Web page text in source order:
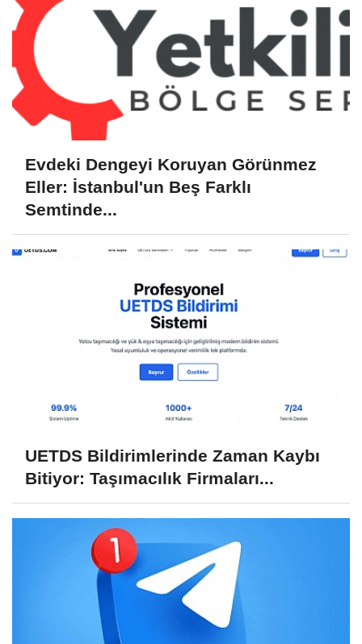
Evdeki Dengeyi Koruyan Görünmez
Eller: İstanbul'un Beş Farklı
Semtinde...
UETDS Bildirimlerinde Zaman Kaybı
Bitiyor: Taşımacılık Firmaları...